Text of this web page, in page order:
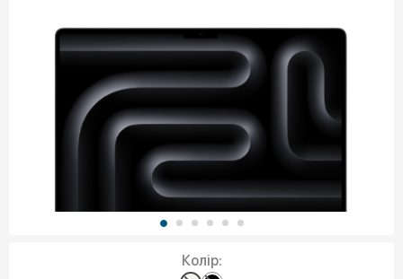
Колір: